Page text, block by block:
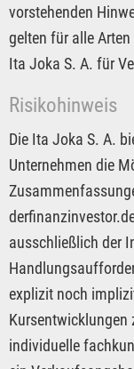
vorstehenden
gelten für alle
Ita Joka S. A. für
Risikohinweis
Die Ita Joka S. A.
Unternehmen die
ausschließlich der
explizit noch
Kursentwicklungen
individuelle